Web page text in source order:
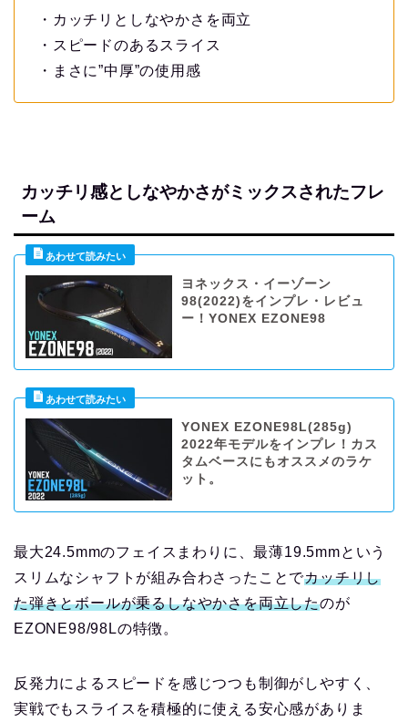
・カッチリとしなやかさを両立
・スピードのあるスライス
・まさに”中厚”の使用感
カッチリ感としなやかさがミックスされたフレ
ーム
ヨネックス・イーゾーン
98(2022)をインプレ・レビュ
ー！YONEX EZONE98
YONEX EZONE98L(285g)
2022年モデルをインプレ！カス
タムベースにもオススメのラケ
ット。
最大24.5mmのフェイスまわりに、最薄19.5mmという
スリムなシャフトが組み合わさったことでカッチリし
た弾きとボールが乗るしなやかさを両立したのが
EZONE98/98Lの特徴。
反発力によるスピードを感じつつも制御がしやすく、
実戦でもスライスを積極的に使える安心感がありま